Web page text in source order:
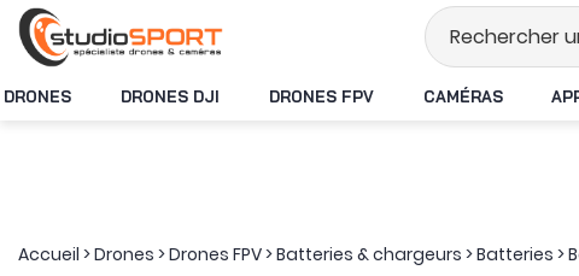
Stock en temps réel
DRONES DRONES DJI DRONES FPV CAMÉRAS
Accueil >Drones >Drones FPV>Batteries & chargeurs >Batteries >